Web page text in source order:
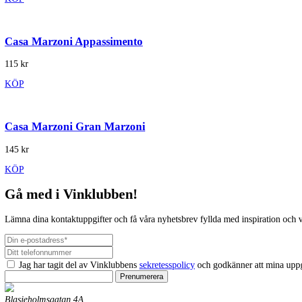
Casa Marzoni Appassimento
115 kr
KÖP
Casa Marzoni Gran Marzoni
145 kr
KÖP
Gå med i Vinklubben!
Lämna dina kontaktuppgifter och få våra nyhetsbrev fyllda med inspiration och
Jag har tagit del av Vinklubbens sekretesspolicy och godkänner att mina
Prenumerera
Blasieholmsgatan 4A